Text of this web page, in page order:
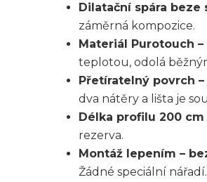
Dilatační spára beze
záměrná kompozice.
Materiál Purotouch
teplotou, odolá
Přetíratelný povrch
dva nátěry a lišta je
Délka profilu 200 cm
rezerva.
Montáž lepením –
Žádné speciální nářadí.